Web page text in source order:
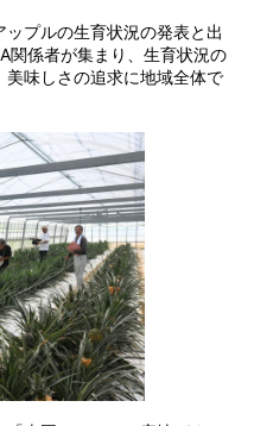
プルの生育状況の発表と出
関係者が集まり、生育状況の
味しさの追求に地域全体で